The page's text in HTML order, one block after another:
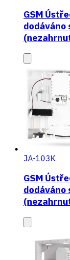
GSM
dodáváno
JA-103K
GSM
dodáváno